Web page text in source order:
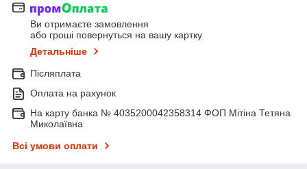
Ви отримаєте замовлення
або гроші повернуться на вашу картку
Детальніше
Післяплата
Оплата на рахунок
На карту банка № 4035200042358314 ФОП Мітіна Тетяна
Миколаївна
Всі умови оплати